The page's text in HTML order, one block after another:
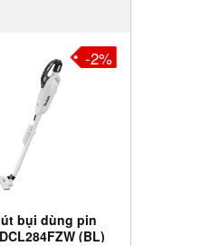
bụi dùng pin
(BL)
-2%